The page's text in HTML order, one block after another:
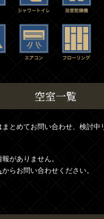
空室一覧
とめてお問い合わせ、検討中
がありません。
からお問い合わせください。